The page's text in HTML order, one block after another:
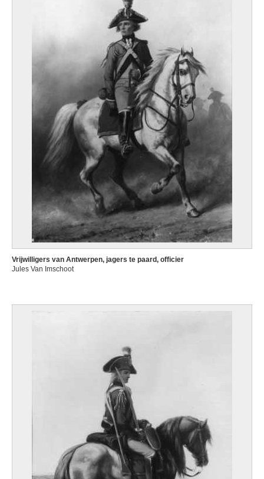
Vrijwilligers van Antwerpen, jagers te paard, officier
Jules Van Imschoot